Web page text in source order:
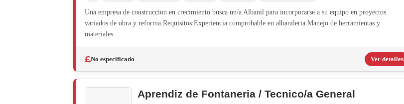
Una empresa de construccion en crecimiento busca un/a Albanil para incorporarse a su equipo en proyectos
variados de obra y reforma.Requisitos:Experiencia comprobable en albanileria.Manejo de herramientas y
materiales...
No especificado Ver detalles
Aprendiz de Fontaneria / Tecnico/a General